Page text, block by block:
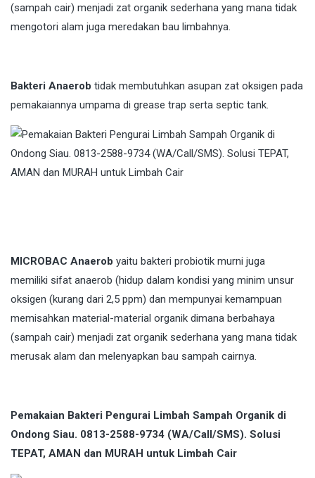
(sampah cair) menjadi zat organik sederhana yang mana tidak
mengotori alam juga meredakan bau limbahnya.
Bakteri Anaerob tidak membutuhkan asupan zat oksigen pada
pemakaiannya umpama di grease trap serta septic tank.
MICROBAC Anaerob yaitu bakteri probiotik murni juga
memiliki sifat anaerob (hidup dalam kondisi yang minim unsur
oksigen (kurang dari 2,5 ppm) dan mempunyai kemampuan
memisahkan material-material organik dimana berbahaya
(sampah cair) menjadi zat organik sederhana yang mana tidak
merusak alam dan melenyapkan bau sampah cairnya.
Pemakaian Bakteri Pengurai Limbah Sampah Organik di
Ondong Siau. 0813-2588-9734 (WA/Call/SMS). Solusi
TEPAT, AMAN dan MURAH untuk Limbah Cair